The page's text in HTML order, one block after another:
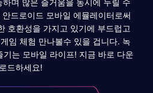
드로이드 모바일 에뮬레이터로써
호환성을 가지고 있기에 부드럽고
임 체험 만나볼수 있을 겁니다. 녹
기는 모바일 라이프! 지금 바로 다운
로드하세요!